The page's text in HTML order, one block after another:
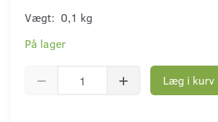
Vægt: 0,1 kg
På lager
Læg i kurv